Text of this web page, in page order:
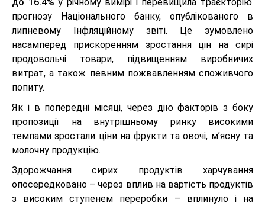
прогнозу Національного банку, опублікованого в
липневому Інфляційному звіті. Це зумовлено
насамперед прискоренням зростання цін на сирі
продовольчі товари, підвищенням виробничих
витрат, а також певним пожвавленням споживчого
попиту.
Як і в попередні місяці, через дію факторів з боку
пропозиції на внутрішньому ринку високими
темпами зростали ціни на фрукти та овочі, м’ясну та
молочну продукцію.
Здорожчання сирих продуктів харчування
опосередковано – через вплив на вартість продуктів
з високим ступенем переробки – вплинуло і на